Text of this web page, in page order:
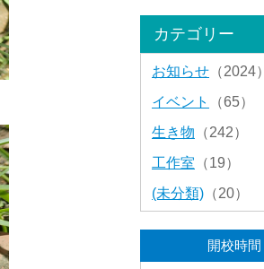
カテゴリー
お知らせ （2024）
イベント
（65）
生き物 （242）
工作室 （19）
(未分類) （20）
開校時間